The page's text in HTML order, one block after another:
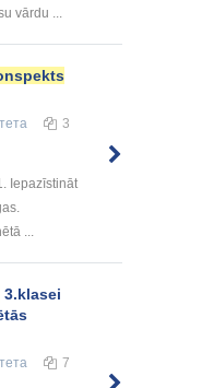
vārdu ...
3
Iepazīstināt
...
3.klasei
7